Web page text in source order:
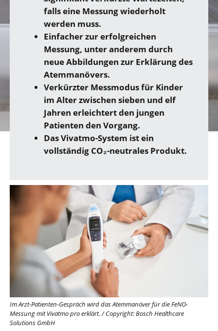
falls eine Messung wiederholt
werden muss.
Einfacher zur erfolgreichen
Messung, unter anderem durch
neue Abbildungen zur Erklärung des
Atemmanövers.
Verkürzter Messmodus für Kinder
im Alter zwischen sieben und elf
Jahren erleichtert den jungen
Patienten den Vorgang.
Das Vivatmo-System ist ein
vollständig CO₂-neutrales Produkt.
Im Arzt-Patienten-Gespräch wird das Atemmanöver für die FeNO-
Messung mit Vivatmo pro erklärt./Copyright: Bosch Healthcare
Solutions GmbH